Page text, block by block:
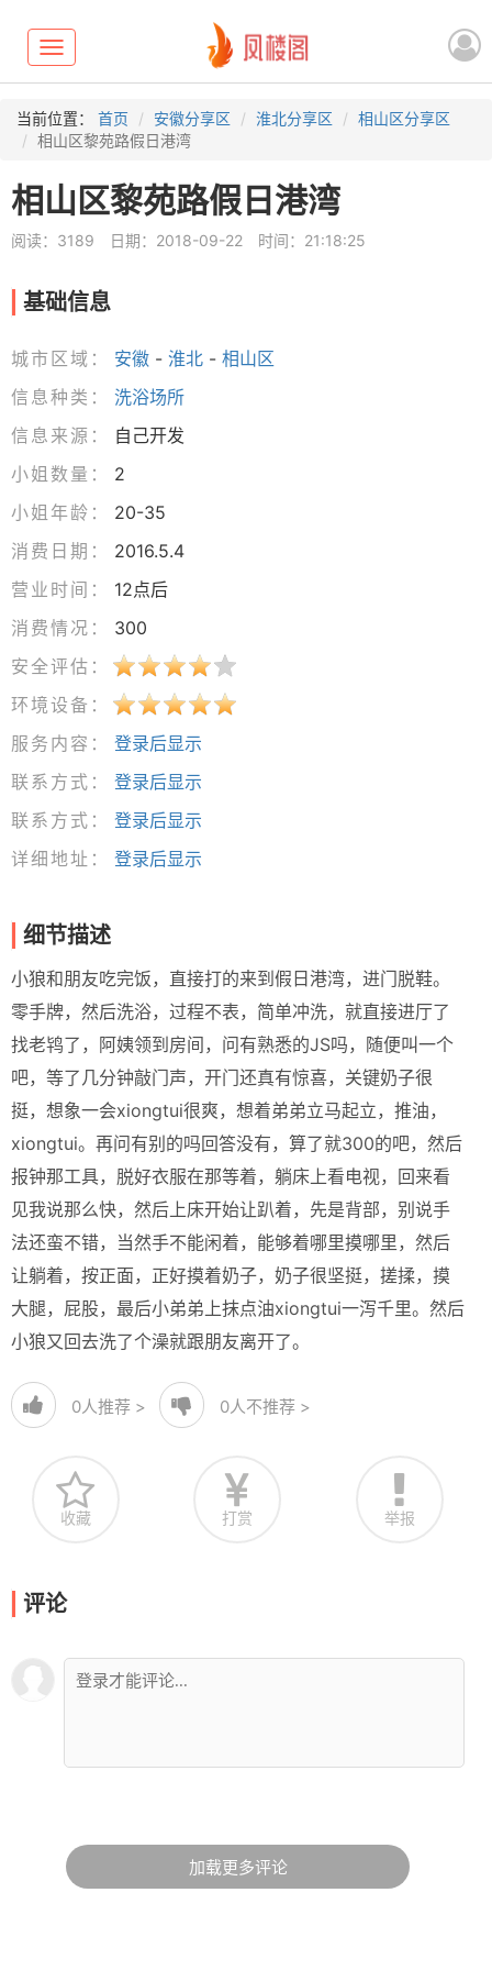
Toggle
navigation
当前位置： 首页 安徽分享区 淮北分享区
相山区分享区
相山区黎苑路假日港湾
相山区黎苑路假日港湾
阅读：3189 日期：2018-09-22 时间：21:18:25
基础信息
城市区域： 安徽 - 淮北 - 相山区
信息种类：
洗浴场所
信息来源：
自己开发
小姐数量：
2
小姐年龄：
20-35
消费日期：
2016.5.4
营业时间：
12点后
消费情况：
300
安全评估：
环境设备：
服务内容：
登录后显示
联系方式：
登录后显示
联系方式：
登录后显示
详细地址：
登录后显示
细节描述
小狼和朋友吃完饭，直接打的来到假日港湾，进门脱鞋。
零手牌，然后洗浴，过程不表，简单冲洗，就直接进厅了
找老鸨了，阿姨领到房间，问有熟悉的JS吗，随便叫一个
吧，等了几分钟敲门声，开门还真有惊喜，关键奶子很
挺，想象一会xiongtui很爽，想着弟弟立马起立，推油，
xiongtui。再问有别的吗回答没有，算了就300的吧，然后
报钟那工具，脱好衣服在那等着，躺床上看电视，回来看
见我说那么快，然后上床开始让趴着，先是背部，别说手
法还蛮不错，当然手不能闲着，能够着哪里摸哪里，然后
让躺着，按正面，正好摸着奶子，奶子很坚挺，搓揉，摸
大腿，屁股，最后小弟弟上抹点油xiongtui一泻千里。然后
小狼又回去洗了个澡就跟朋友离开了。
0人推荐 > 0人不推荐 >
收藏 打赏 举报
评论
加载更多评论